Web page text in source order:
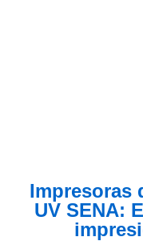
Impresoras
UV SENA: